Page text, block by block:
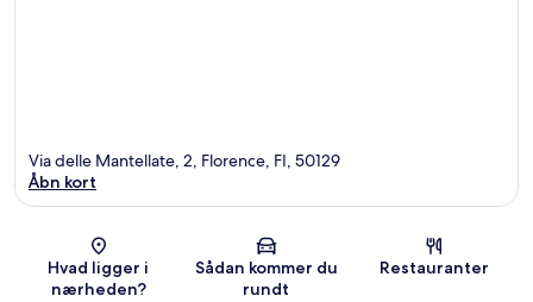
Kort
Via delle Mantellate, 2, Florence, FI, 50129
Åbn kort
Hvad ligger i
nærheden?
Sådan kommer du
rundt
Restauranter